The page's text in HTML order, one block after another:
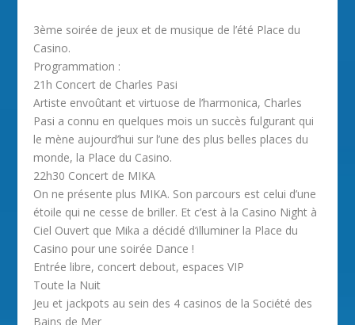
3ème soirée de jeux et de musique de l’été Place du
Casino.
Programmation :
21h Concert de Charles Pasi
Artiste envoûtant et virtuose de l’harmonica, Charles
Pasi a connu en quelques mois un succès fulgurant qui
le mène aujourd’hui sur l’une des plus belles places du
monde, la Place du Casino.
22h30 Concert de MIKA
On ne présente plus MIKA. Son parcours est celui d’une
étoile qui ne cesse de briller. Et c’est à la Casino Night à
Ciel Ouvert que Mika a décidé d’illuminer la Place du
Casino pour une soirée Dance !
Entrée libre, concert debout, espaces VIP
Toute la Nuit
Jeu et jackpots au sein des 4 casinos de la Société des
Bains de Mer